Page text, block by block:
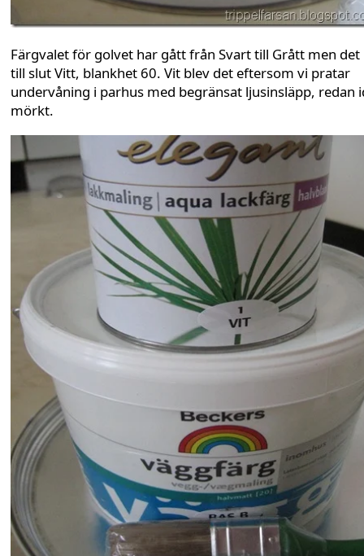
Färgvalet för golvet har gått från Svart till Grått men det
till slut Vitt, blankhet 60. Vit blev det eftersom vi pratar
undervåning i parhus med begränsat ljusinsläpp, redan
mörkt.